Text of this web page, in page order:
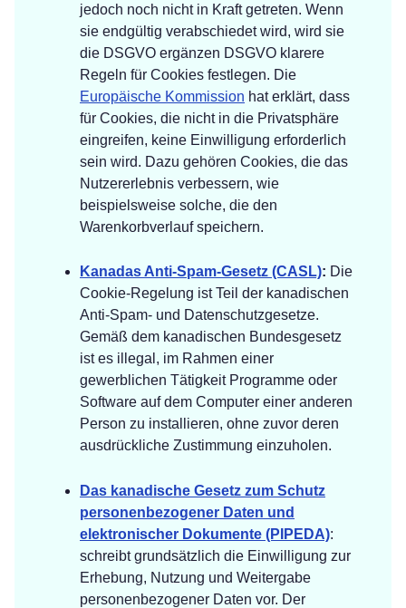
jedoch noch nicht in Kraft getreten. Wenn
sie endgültig verabschiedet wird, wird sie
die DSGVO ergänzen DSGVO klarere
Regeln für Cookies festlegen. Die
Europäische Kommission hat erklärt, dass
für Cookies, die nicht in die Privatsphäre
eingreifen, keine Einwilligung erforderlich
sein wird. Dazu gehören Cookies, die das
Nutzererlebnis verbessern, wie
beispielsweise solche, die den
Warenkorbverlauf speichern.
Kanadas Anti-Spam-Gesetz (CASL): Die
Cookie-Regelung ist Teil der kanadischen
Anti-Spam- und Datenschutzgesetze.
Gemäß dem kanadischen Bundesgesetz
ist es illegal, im Rahmen einer
gewerblichen Tätigkeit Programme oder
Software auf dem Computer einer anderen
Person zu installieren, ohne zuvor deren
ausdrückliche Zustimmung einzuholen.
Das kanadische Gesetz zum Schutz
personenbezogener Daten und
elektronischer Dokumente (PIPEDA):
schreibt grundsätzlich die Einwilligung zur
Erhebung, Nutzung und Weitergabe
personenbezogener Daten vor. Der